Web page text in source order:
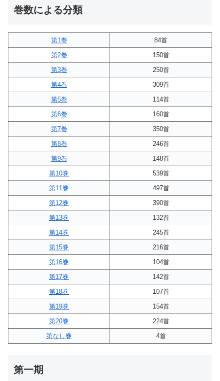
巻数による分類
第1巻
84首
第2巻
150首
第3巻
250首
第4巻
309首
第5巻
114首
第6巻
160首
第7巻
350首
第8巻
246首
第9巻
148首
第10巻
539首
第11巻
497首
第12巻
390首
第13巻
132首
第14巻
245首
第15巻
216首
第16巻
104首
第17巻
142首
第18巻
107首
第19巻
154首
第20巻
224首
第なし巻
4首
第一期